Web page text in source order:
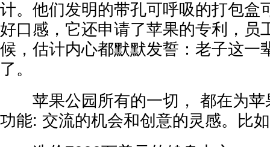
计。他们发明的带孔可呼吸的打包盒
好口感，它还申请了苹果的专利，员
候，估计内心都默默发誓：老子这一
了。
苹果公园所有的一切， 都在为苹
功能: 交流的机会和创意的灵感。比